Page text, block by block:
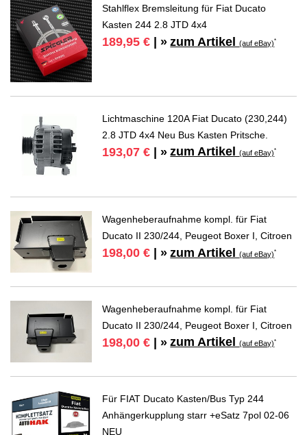
Stahlflex Bremsleitung für Fiat Ducato
Kasten 244 2.8 JTD 4x4
189,95 € | » zum Artikel(auf eBay)*
Lichtmaschine 120A Fiat Ducato (230,244)
2.8 JTD 4x4 Neu Bus Kasten Pritsche.
193,07 € | » zum Artikel(auf eBay)*
Wagenheberaufnahme kompl. für Fiat
Ducato II 230/244, Peugeot Boxer I, Citroen
198,00 € | » zum Artikel(auf eBay)*
Wagenheberaufnahme kompl. für Fiat
Ducato II 230/244, Peugeot Boxer I, Citroen
198,00 € | » zum Artikel(auf eBay)*
Für FIAT Ducato Kasten/Bus Typ 244
Anhängerkupplung starr +eSatz 7pol 02-06
NEU